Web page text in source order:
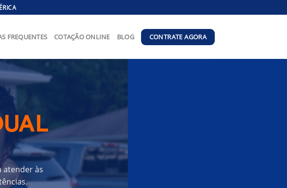
FREQUENTES COTAÇÃO ONLINE BLOG CONTRATE AGORA
atender às